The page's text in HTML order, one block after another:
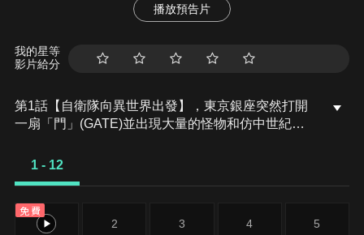
播放預告片
我的星等
影片給分
第1話【自衛隊向異世界出發】，東京銀座突然打開
一扇「門」(GATE)並出現大量的怪物和仿中世紀歐
七天，擊敗敵軍的日本政府稱「門」另一邊的世界為
1 - 12
免費
1 2 3 4 5